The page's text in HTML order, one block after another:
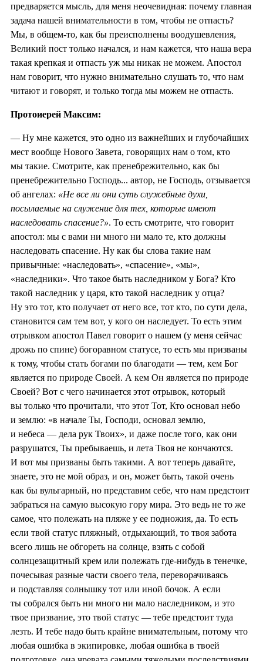
предваряется мысль, для меня неочевидная: почему главная
задача нашей внимательности в том, чтобы не отпасть?
Мы, в общем-то, как бы преисполнены воодушевления,
Великий пост только начался, и нам кажется, что наша вера
такая крепкая и отпасть уж мы никак не можем. Апостол
нам говорит, что нужно внимательно слушать то, что нам
читают и говорят, и только тогда мы можем не отпасть.
Протоиерей Максим:
— Ну мне кажется, это одно из важнейших и глубочайших
мест вообще Нового Завета, говорящих нам о том, кто
мы такие. Смотрите, как пренебрежительно, как бы
пренебрежительно Господь... автор, не Господь, отзывается
об ангелах: «Не все ли они суть служебные духи,
посылаемые на служение для тех, которые имеют
наследовать спасение?». То есть смотрите, что говорит
апостол: мы с вами ни много ни мало те, кто должны
наследовать спасение. Ну как бы слова такие нам
привычные: «наследовать», «спасение», «мы»,
«наследники». Что такое быть наследником у Бога? Кто
такой наследник у царя, кто такой наследник у отца?
Ну это тот, кто получает от него все, тот кто, по сути дела,
становится сам тем вот, у кого он наследует. То есть этим
отрывком апостол Павел говорит о нашем (у меня сейчас
дрожь по спине) богоравном статусе, то есть мы призваны
к тому, чтобы стать богами по благодати — тем, кем Бог
является по природе Своей. А кем Он является по природе
Своей? Вот с чего начинается этот отрывок, который
вы только что прочитали, что этот Тот, Кто основал небо
и землю: «в начале Ты, Господи, основал землю,
и небеса — дела рук Твоих», и даже после того, как они
разрушатся, Ты пребываешь, и лета Твоя не кончаются.
И вот мы призваны быть такими. А вот теперь давайте,
знаете, это не мой образ, и он, может быть, такой очень
как бы вульгарный, но представим себе, что нам предстоит
забраться на самую высокую гору мира. Это ведь не то же
самое, что полежать на пляже у ее подножия, да. То есть
если твой статус пляжный, отдыхающий, то твоя забота
всего лишь не обгореть на солнце, взять с собой
солнцезащитный крем или полежать где-нибудь в тенечке,
почесывая разные части своего тела, переворачиваясь
и подставляя солнышку тот или иной бочок. А если
ты собрался быть ни много ни мало наследником, и это
твое призвание, это твой статус — тебе предстоит туда
лезть. И тебе надо быть крайне внимательным, потому что
любая ошибка в экипировке, любая ошибка в твоей